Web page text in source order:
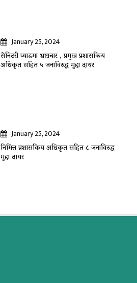
January 25, 2024
सेनिटरी प्याडमा भ्रष्टाचार , प्रमुख प्रशासकिय
अधिकृत सहित ५ जनाविरुद्ध मुद्दा दायर
January 25, 2024
निमित्त प्रशासकिय अधिकृत सहित ८ जनाविरुद्ध
मुद्दा दायर